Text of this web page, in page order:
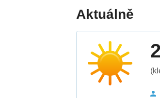
Aktuálně